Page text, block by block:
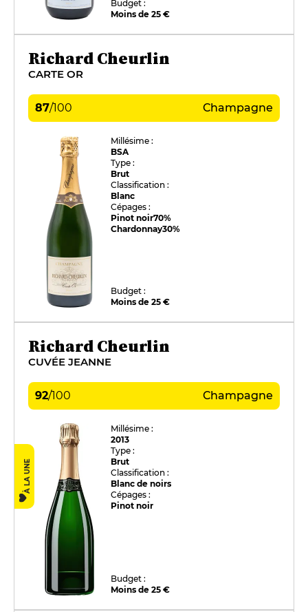
Budget :
Moins de 25 €
Richard Cheurlin
CARTE OR
87/100 Champagne
Millésime :
BSA
Type :
Brut
Classification :
Blanc
Cépages :
Pinot noir70%
Chardonnay30%
Budget :
Moins de 25 €
Richard Cheurlin
CUVÉE JEANNE
92/100 Champagne
À LA UNE
Millésime :
2013
Type :
Brut
Classification :
Blanc de noirs
Cépages :
Pinot noir
Budget :
Moins de 25 €